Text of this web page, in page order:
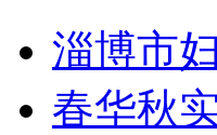
淄博市
春华秋